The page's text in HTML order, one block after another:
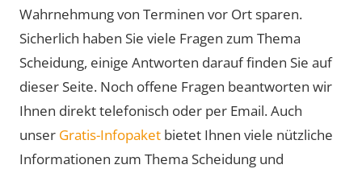
Wahrnehmung von Terminen vor Ort sparen.
Sicherlich haben Sie viele Fragen zum Thema
Scheidung, einige Antworten darauf finden Sie auf
dieser Seite. Noch offene Fragen beantworten wir
Ihnen direkt telefonisch oder per Email. Auch
unser Gratis-Infopaket bietet Ihnen viele nützliche
Informationen zum Thema Scheidung und